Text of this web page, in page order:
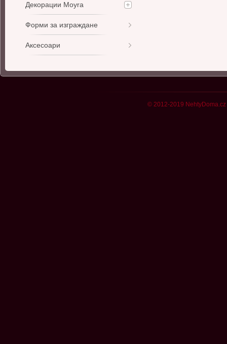
Декорации Moyra
Форми за изграждане
Аксесоари
© 2012-2019